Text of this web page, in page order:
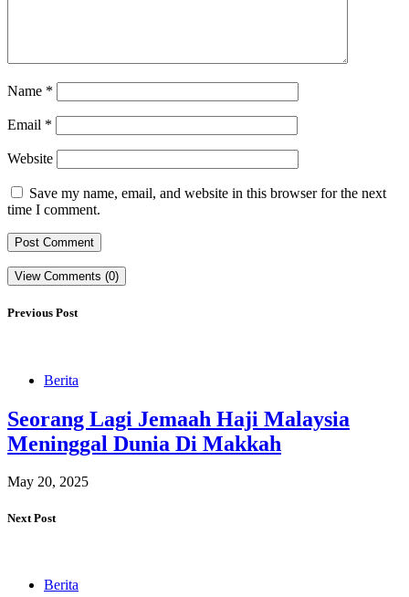
Name *
Email *
Website
Save my name, email, and website in this browser for the next
time I comment.
View Comments (0)
Previous Post
Berita
Seorang Lagi Jemaah Haji Malaysia
Meninggal Dunia Di Makkah
May 20, 2025
Next Post
Berita